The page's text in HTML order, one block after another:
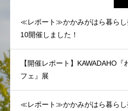
≪レポート≫かかみがはら暮らし
10開催しました！
【開催レポート】KAWADAHO
フェ』展
≪レポート≫かかみがはら暮らし